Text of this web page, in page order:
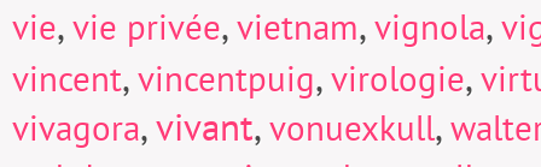
vie,vie privée,vietnam,vignola,
vincent,vincentpuig,virologie,
vivagora,vivant,vonuexkull,